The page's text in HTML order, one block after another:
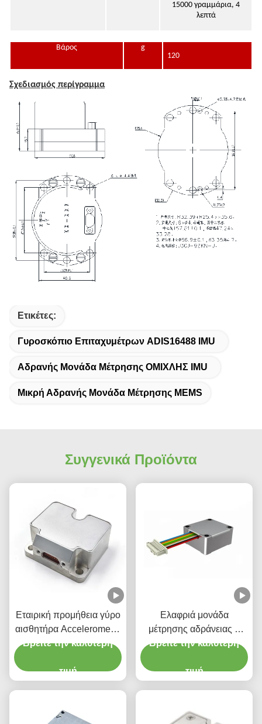
15000 γραμμάρια, 4
λεπτά
Βάρος
g
120
Σχεδιασμός περίγραμμα
Ετικέτες:
Γυροσκόπιο Επιταχυμέτρων ADIS16488 IMU
Αδρανής Μονάδα Μέτρησης ΟΜΙΧΛΗΣ IMU
Μικρή Αδρανής Μονάδα Μέτρησης MEMS
Συγγενικά Προϊόντα
Εταιρική προμήθεια γύρο
αισθητήρα Accelerometer
Stim300 IMU
Βρείτε την καλύτερη
τιμή
Ελαφριά μονάδα
μέτρησης αδράνειας 6
αξόνων Γυροσκόπιο
Βρείτε την καλύτερη
τιμή